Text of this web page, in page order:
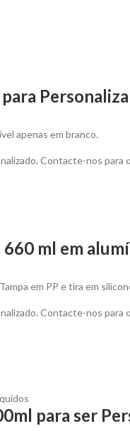
apenas em branco.
Contacte-nos
ml em
em PP e tira em
Contacte-nos
para ser